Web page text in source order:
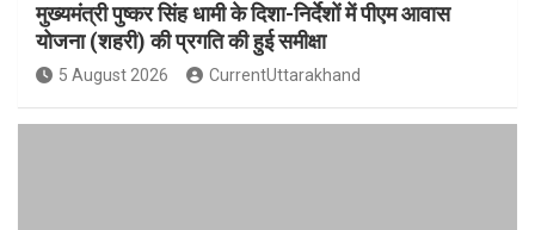
मुख्यमंत्री पुष्कर सिंह धामी के दिशा-निर्देशों में पीएम आवास
योजना (शहरी) की प्रगति की हुई समीक्षा
5 August 2026 CurrentUttarakhand